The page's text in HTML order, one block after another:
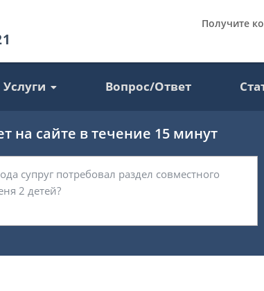
Получите
Услуги Вопрос/Ответ
на сайте в течение 15 минут